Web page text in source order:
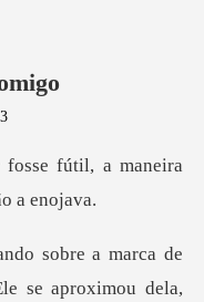
0
osse fútil, a maneira
de
se aproximou